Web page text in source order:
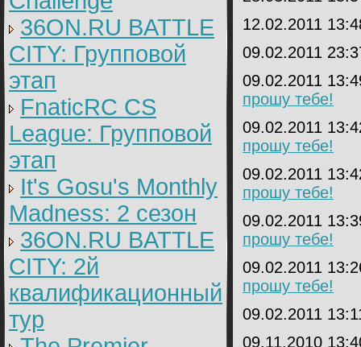
36ON.RU BATTLE
CITY: Групповой
этап
FnaticRC CS
League: Групповой
этап
It's Gosu's Monthly
Madness: 2 сезон
36ON.RU BATTLE
CITY: 2й
квалификационный
тур
12.02.2011
09.02.2011
09.02.2011
прошу тебе!
09.02.2011
прошу тебе!
09.02.2011
прошу тебе!
09.02.2011
прошу тебе!
09.02.2011
прошу тебе!
09.02.2011
09.11.2010